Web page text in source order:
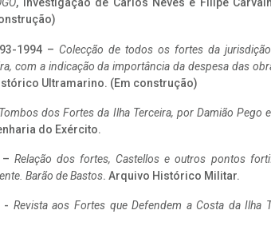
, Investigação de Carlos Neves e Filipe
1994 – Colecção de todos os fortes da
com a indicação da importância da despesa das
Ultramarino. (Em construção)
Tombos dos Fortes da Ilha Terceira, por Damião Pego
do Exército.
– Relação dos fortes, Castellos e outros pontos
Barão de Bastos. Arquivo Histórico Militar.
- Revista aos Fortes que Defendem a Costa da Ilha